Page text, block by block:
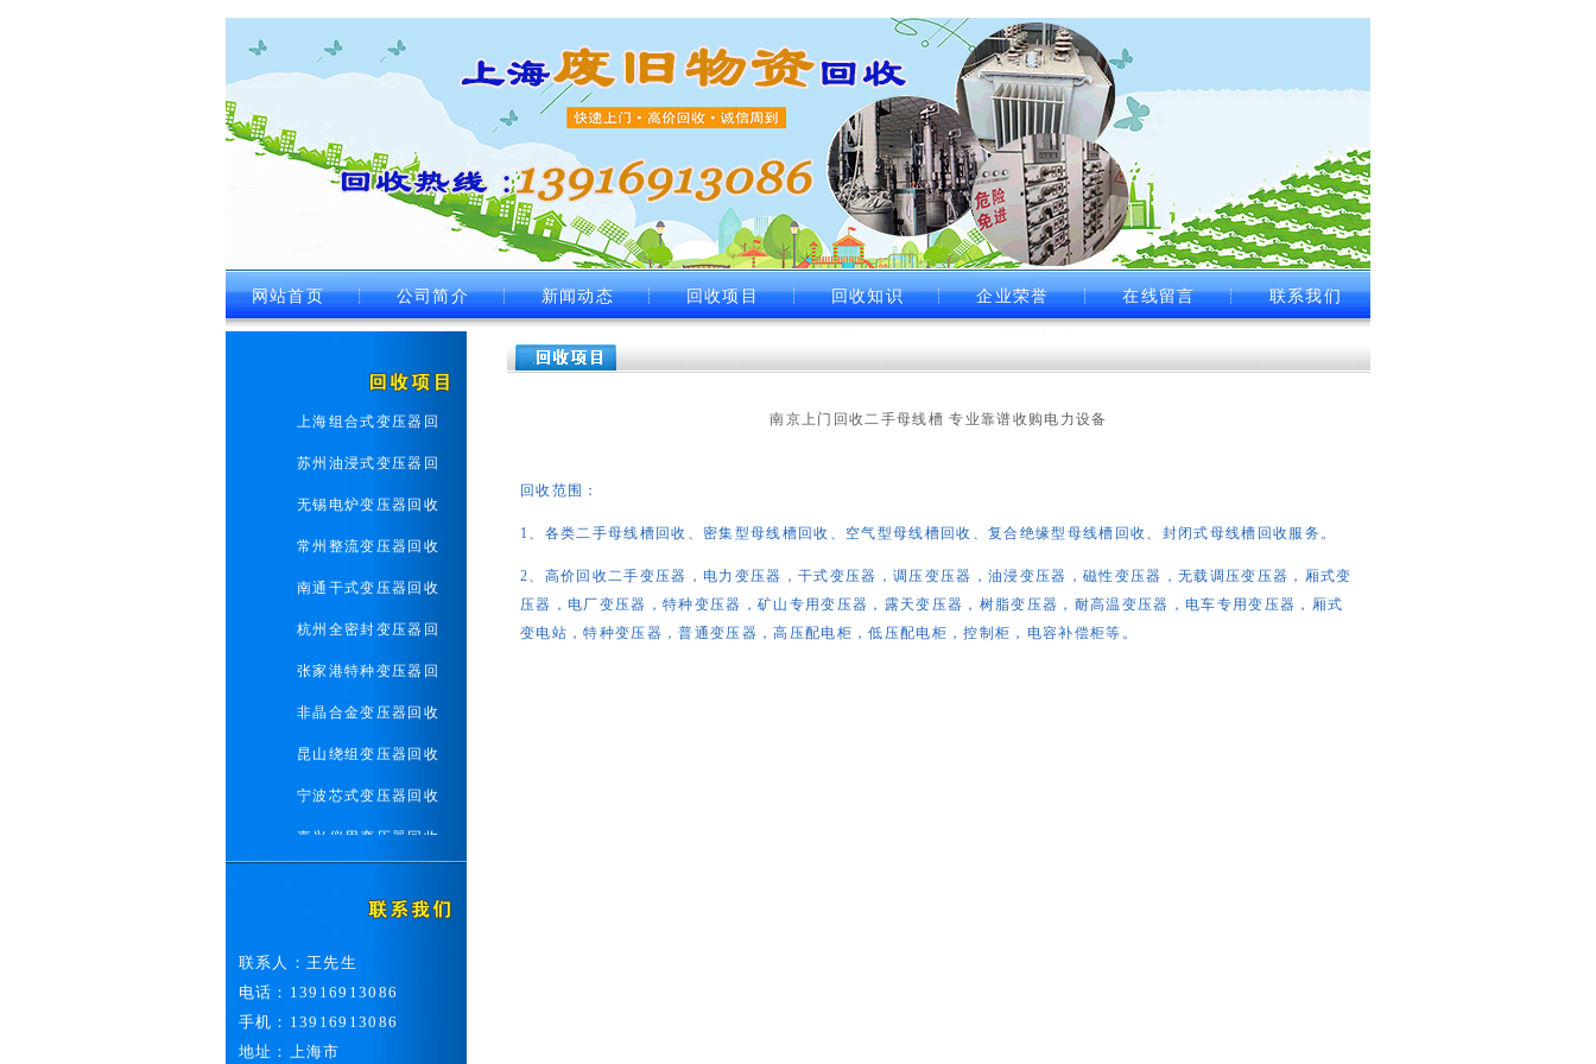
网站首页 ┊ 公司简介 ┊ 新闻动态 ┊ 回收项目 ┊ 回收知识 ┊ 企业荣誉 ┊ 在线留言 ┊ 联系我们
上海组合式变压器回
苏州油浸式变压器回
无锡电炉变压器回收
常州整流变压器回收
南通干式变压器回收
杭州全密封变压器回
张家港特种变压器回
非晶合金变压器回收
昆山绕组变压器回收
宁波芯式变压器回收
嘉兴仪用变压器回收
二手配电柜整流柜回
废旧电线电缆回收
上海中央空调回收
联系人：王先生
电话：13916913086
手机：13916913086
地址：上海市
南京上门回收二手母线槽 专业靠谱收购电力设备
回收范围：
1、各类二手母线槽回收、密集型母线槽回收、空气型母线槽回收、复合绝缘型母线槽回收、封闭式母线槽回收服务。
2、高价回收二手变压器，电力变压器，干式变压器，调压变压器，油浸变压器，磁性变压器，无载调压变压器，厢式变
压器，电厂变压器，特种变压器，矿山专用变压器，露天变压器，树脂变压器，耐高温变压器，电车专用变压器，厢式
变电站，特种变压器，普通变压器，高压配电柜，低压配电柜，控制柜，电容补偿柜等。